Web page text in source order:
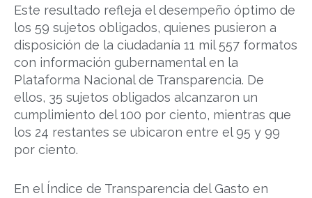
Este resultado refleja el desempeño óptimo de
los 59 sujetos obligados, quienes pusieron a
disposición de la ciudadanía 11 mil 557 formatos
con información gubernamental en la
Plataforma Nacional de Transparencia. De
ellos, 35 sujetos obligados alcanzaron un
cumplimiento del 100 por ciento, mientras que
los 24 restantes se ubicaron entre el 95 y 99
por ciento.
En el Índice de Transparencia del Gasto en